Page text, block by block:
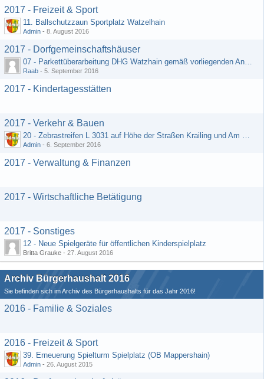
2017 - Freizeit & Sport
11. Ballschutzzaun Sportplatz Watzelhain
Admin - 8. August 2016
2017 - Dorfgemeinschaftshäuser
07 - Parkettüberarbeitung DHG Watzhain gemäß vorliegenden Angebot
Raab - 5. September 2016
2017 - Kindertagesstätten
2017 - Verkehr & Bauen
20 - Zebrastreifen L 3031 auf Höhe der Straßen Krailing und Am Heiligenborn
Admin - 6. September 2016
2017 - Verwaltung & Finanzen
2017 - Wirtschaftliche Betätigung
2017 - Sonstiges
12 - Neue Spielgeräte für öffentlichen Kinderspielplatz
Britta Grauke - 27. August 2016
Archiv Bürgerhaushalt 2016
Sie befinden sich im Archiv des Bürgerhaushalts für das Jahr 2016!
2016 - Familie & Soziales
2016 - Freizeit & Sport
39. Erneuerung Spielturm Spielplatz (OB Mappershain)
Admin - 26. August 2015